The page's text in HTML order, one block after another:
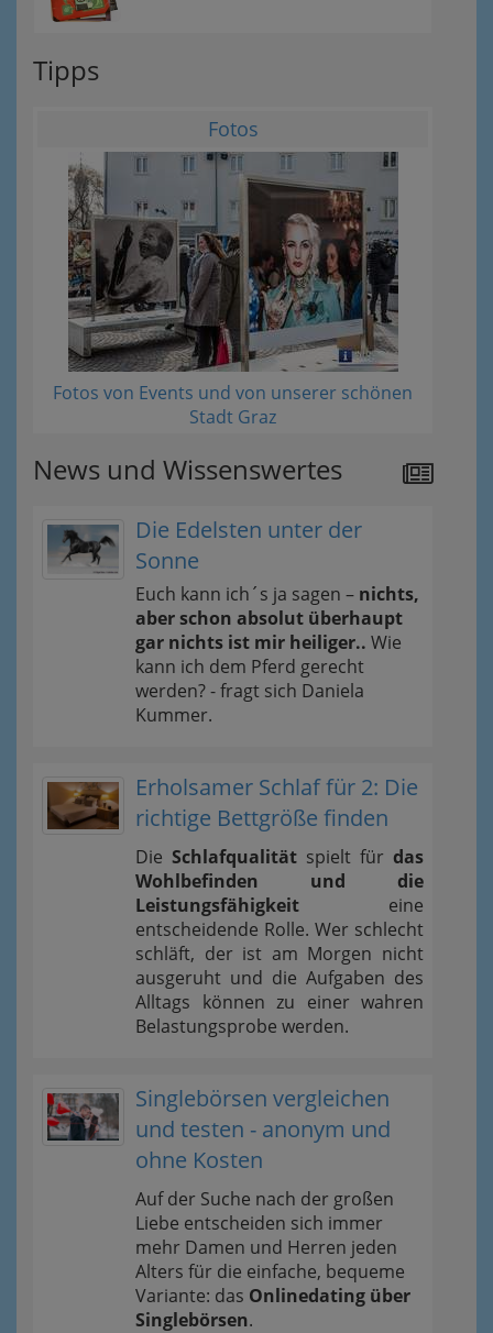
Tipps
Fotos
Fotos von Events und von unserer schönen
Stadt Graz
News und Wissenswertes
Die Edelsten unter der
Sonne
Euch kann ich´s ja sagen – nichts,
aber schon absolut überhaupt
gar nichts ist mir heiliger.. Wie
kann ich dem Pferd gerecht
werden? - fragt sich Daniela
Kummer.
Erholsamer Schlaf für 2: Die
richtige Bettgröße finden
Die Schlafqualität spielt für das
Wohlbefinden und die
Leistungsfähigkeit eine
entscheidende Rolle. Wer schlecht
schläft, der ist am Morgen nicht
ausgeruht und die Aufgaben des
Alltags können zu einer wahren
Belastungsprobe werden.
Singlebörsen vergleichen
und testen - anonym und
ohne Kosten
Auf der Suche nach der großen
Liebe entscheiden sich immer
mehr Damen und Herren jeden
Alters für die einfache, bequeme
Variante: das Onlinedating über
Singlebörsen.